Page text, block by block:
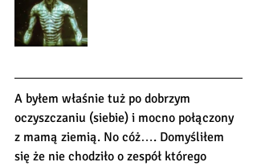
A byłem właśnie tuż po dobrzym
oczyszczaniu (siebie) i mocno połączony
z mamą ziemią. No cóż…. Domyśliłem
się że nie chodziło o zespół którego